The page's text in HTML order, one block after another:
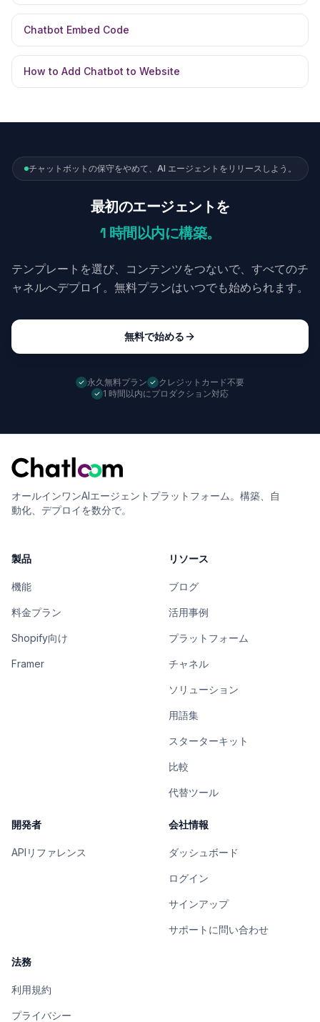
Chatbot Embed Code
How to Add Chatbot to Website
チャットボットの保守をやめて、AI エージェントをリリースしよう。
最初のエージェントを
1 時間以内に構築。
テンプレートを選び、コンテンツをつないで、すべてのチ
ャネルへデプロイ。無料プランはいつでも始められます。
無料で始める
永久無料プラン
クレジットカード不要
1 時間以内にプロダクション対応
オールインワンAIエージェントプラットフォーム。構築、自
動化、デプロイを数分で。
製品
機能
料金プラン
Shopify向け
Framer
リソース
ブログ
活用事例
プラットフォーム
チャネル
ソリューション
用語集
スターターキット
比較
代替ツール
開発者
APIリファレンス
会社情報
ダッシュボード
ログイン
サインアップ
サポートに問い合わせ
法務
利用規約
プライバシー